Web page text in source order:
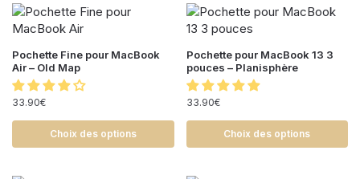
Pochette Fine pour MacBook
Air – Old Map
33.90€
Choix des options
Pochette pour MacBook 13 3
pouces – Planisphère
33.90€
Choix des options